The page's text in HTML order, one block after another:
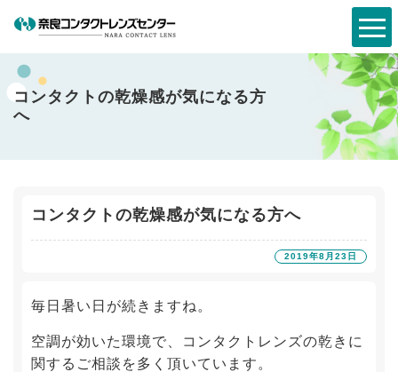
コンタクトの乾燥感が気になる方
へ
コンタクトの乾燥感が気になる方へ
2019年8月23日
毎日暑い日が続きますね。
空調が効いた環境で、コンタクトレンズの乾きに
関するご相談を多く頂いています。